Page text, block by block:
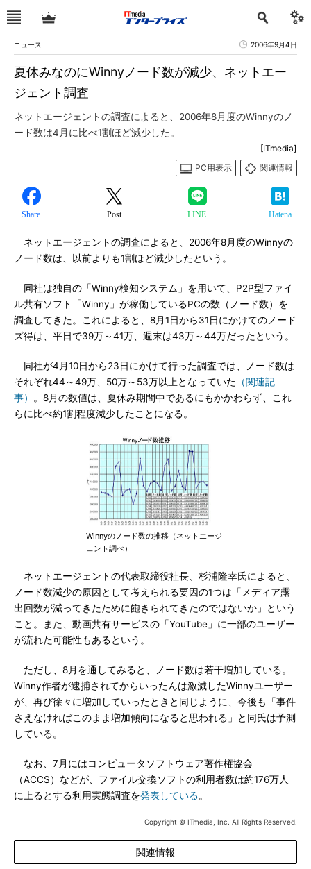
ニュース 2006年9月4日
夏休みなのにWinnyノード数が減少、ネットエー
ジェント調査
ネットエージェントの調査によると、2006年8月度のWinnyのノ
ード数は4月に比べ1割ほど減少した。
[ITmedia]
PC用表示
関連情報
Share Post LINE Hatena
ネットエージェントの調査によると、2006年8月度のWinnyの
ノード数は、以前よりも1割ほど減少したという。
同社は独自の「Winny検知システム」を用いて、P2P型ファイ
ル共有ソフト「Winny」が稼働しているPCの数（ノード数）を
調査してきた。これによると、8月1日から31日にかけてのノード
ズ得は、平日で39万～41万、週末は43万～44万だったという。
同社が4月10日から23日にかけて行った調査では、ノード数は
それぞれ44～49万、50万～53万以上となっていた （関連記
事）
。8月の数値は、夏休み期間中であるにもかかわらず、これ
らに比べ約1割程度減少したことになる。
Winnyのノード数の推移（ネットエージ
ェント調べ）
ネットエージェントの代表取締役社長、杉浦隆幸氏によると、
ノード数減少の原因として考えられる要因の1つは「メディア露
出回数が減ってきたために飽きられてきたのではないか」という
こと。また、動画共有サービスの「YouTube」に一部のユーザー
が流れた可能性もあるという。
ただし、8月を通してみると、ノード数は若干増加している。
Winny作者が逮捕されてからいったんは激減したWinnyユーザー
が、再び徐々に増加していったときと同じように、今後も「事件
さえなければこのまま増加傾向になると思われる」と同氏は予測
している。
なお、7月にはコンピュータソフトウェア著作権協会
（ACCS）などが、ファイル交換ソフトの利用者数は約176万人
に上るとする利用実態調査を発表している。
Copyright © ITmedia, Inc. All Rights Reserved.
関連情報